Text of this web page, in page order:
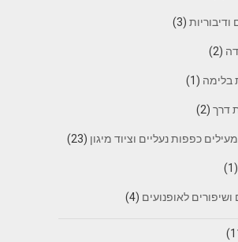
ודיבוריות(3)
(2)
בלימה (1)
דרך(2)
כפפות נעליים וציוד מיגון (23)
(1)
לאופנועים (4)